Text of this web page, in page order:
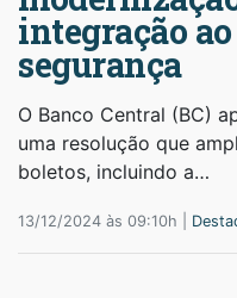
integração
segurança
O Banco Central (BC)
uma resolução que
boletos, incluindo a…
13/12/2024 às 09:10h |